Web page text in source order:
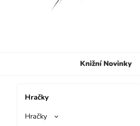
Knižní Novinky
Hračky
Hračky